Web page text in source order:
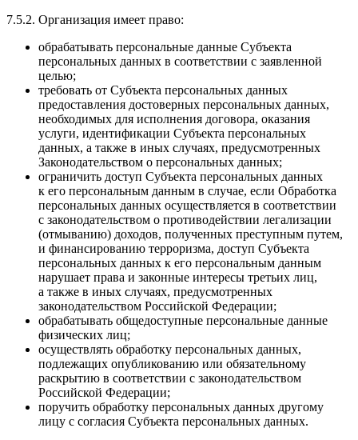
7.5.2. Организация имеет право:
обрабатывать персональные данные Субъекта
персональных данных в соответствии с заявленной
целью;
требовать от Субъекта персональных данных
предоставления достоверных персональных данных,
необходимых для исполнения договора, оказания
услуги, идентификации Субъекта персональных
данных, а также в иных случаях, предусмотренных
Законодательством о персональных данных;
ограничить доступ Субъекта персональных данных
к его персональным данным в случае, если Обработка
персональных данных осуществляется в соответствии
с законодательством о противодействии легализации
(отмыванию) доходов, полученных преступным путем,
и финансированию терроризма, доступ Субъекта
персональных данных к его персональным данным
нарушает права и законные интересы третьих лиц,
а также в иных случаях, предусмотренных
законодательством Российской Федерации;
обрабатывать общедоступные персональные данные
физических лиц;
осуществлять обработку персональных данных,
подлежащих опубликованию или обязательному
раскрытию в соответствии с законодательством
Российской Федерации;
поручить обработку персональных данных другому
лицу с согласия Субъекта персональных данных.